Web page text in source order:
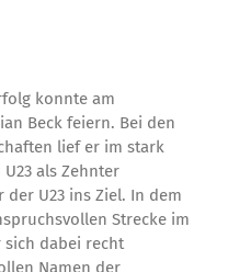
konnte am
Beck feiern. Bei den
lief er im stark
als Zehnter
U23 ins Ziel. In dem
Strecke im
sich dabei recht
Namen der